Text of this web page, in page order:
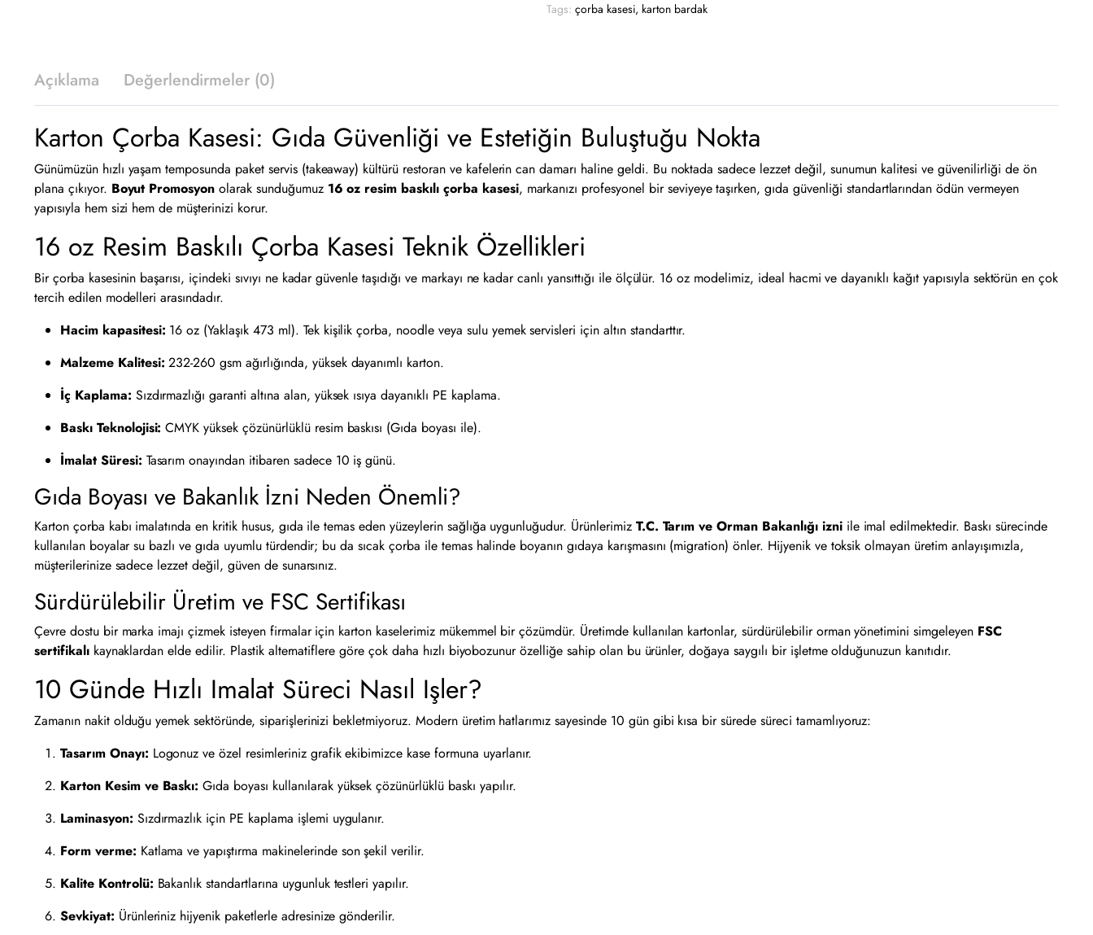
Tags: çorba kasesi, karton bardak
Açıklama Değerlendirmeler (0)
Karton Çorba Kasesi: Gıda Güvenliği ve Estetiğin Buluştuğu Nokta
Günümüzün hızlı yaşam temposunda paket servis (takeaway) kültürü restoran ve kafelerin can damarı haline geldi. Bu noktada sadece lezzet değil, sunumun kalitesi ve güvenilirliği de ön
plana çıkıyor. Boyut Promosyon olarak sunduğumuz 16 oz resim baskılı çorba kasesi, markanızı profesyonel bir seviyeye taşırken, gıda güvenliği standartlarından ödün vermeyen
yapısıyla hem sizi hem de müşterinizi korur.
16 oz Resim Baskılı Çorba Kasesi Teknik Özellikleri
Bir çorba kasesinin başarısı, içindeki sıvıyı ne kadar güvenle taşıdığı ve markayı ne kadar canlı yansıttığı ile ölçülür. 16 oz modelimiz, ideal hacmi ve dayanıklı kağıt yapısıyla sektörün en çok
tercih edilen modelleri arasındadır.
Hacim kapasitesi: 16 oz (Yaklaşık 473 ml). Tek kişilik çorba, noodle veya sulu yemek servisleri için altın standarttır.
Malzeme Kalitesi: 232-260 gsm ağırlığında, yüksek dayanımlı karton.
İç Kaplama: Sızdırmazlığı garanti altına alan, yüksek ısıya dayanıklı PE kaplama.
Baskı Teknolojisi: CMYK yüksek çözünürlüklü resim baskısı (Gıda boyası ile).
İmalat Süresi: Tasarım onayından itibaren sadece 10 iş günü.
Gıda Boyası ve Bakanlık İzni Neden Önemli?
Karton çorba kabı imalatında en kritik husus, gıda ile temas eden yüzeylerin sağlığa uygunluğudur. Ürünlerimiz T.C. Tarım ve Orman Bakanlığı izniile imal edilmektedir. Baskı sürecinde
kullanılan boyalar su bazlı ve gıda uyumlu türdendir; bu da sıcak çorba ile temas halinde boyanın gıdaya karışmasını (migration) önler. Hijyenik ve toksik olmayan üretim anlayışımızla,
müşterilerinize sadece lezzet değil, güven de sunarsınız.
Sürdürülebilir Üretim ve FSC Sertifikası
Çevre dostu bir marka imajı çizmek isteyen firmalar için karton kaselerimiz mükemmel bir çözümdür. Üretimde kullanılan kartonlar, sürdürülebilir orman yönetimini simgeleyen FSC
sertifikalıkaynaklardan elde edilir. Plastik alternatiflere göre çok daha hızlı biyobozunur özelliğe sahip olan bu ürünler, doğaya saygılı bir işletme olduğunuzun kanıtıdır.
10 Günde Hızlı Imalat Süreci Nasıl Işler?
Zamanın nakit olduğu yemek sektöründe, siparişlerinizi bekletmiyoruz. Modern üretim hatlarımız sayesinde 10 gün gibi kısa bir sürede süreci tamamlıyoruz:
Tasarım Onayı: Logonuz ve özel resimleriniz grafik ekibimizce kase formuna uyarlanır.
Karton Kesim ve Baskı: Gıda boyası kullanılarak yüksek çözünürlüklü baskı yapılır.
Laminasyon: Sızdırmazlık için PE kaplama işlemi uygulanır.
Form verme: Katlama ve yapıştırma makinelerinde son şekil verilir.
Kalite Kontrolü: Bakanlık standartlarına uygunluk testleri yapılır.
Sevkiyat: Ürünleriniz hijyenik paketlerle adresinize gönderilir.